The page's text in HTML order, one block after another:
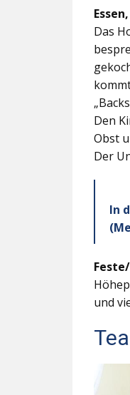
Das
Den
Obst
Der
In
und